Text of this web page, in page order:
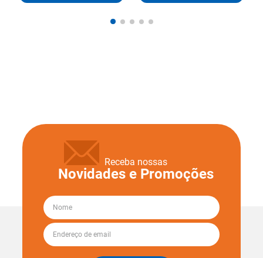
Receba nossas
Novidades e Promoções